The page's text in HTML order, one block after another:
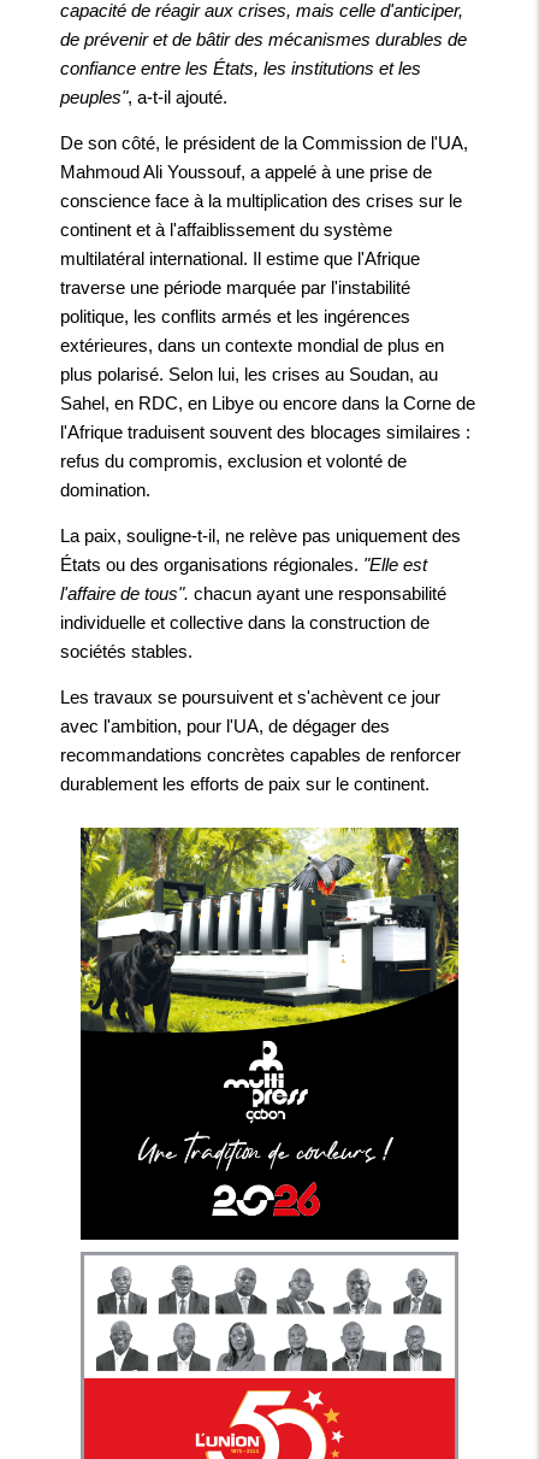
capacité de réagir aux crises, mais celle d'anticiper,
de prévenir et de bâtir des mécanismes durables de
confiance entre les États, les institutions et les
peuples", a-t-il ajouté.
De son côté, le président de la Commission de l'UA,
Mahmoud Ali Youssouf, a appelé à une prise de
conscience face à la multiplication des crises sur le
continent et à l'affaiblissement du système
multilatéral international. Il estime que l'Afrique
traverse une période marquée par l'instabilité
politique, les conflits armés et les ingérences
extérieures, dans un contexte mondial de plus en
plus polarisé. Selon lui, les crises au Soudan, au
Sahel, en RDC, en Libye ou encore dans la Corne de
l'Afrique traduisent souvent des blocages similaires :
refus du compromis, exclusion et volonté de
domination.
La paix, souligne-t-il, ne relève pas uniquement des
États ou des organisations régionales. "Elle est
l'affaire de tous". chacun ayant une responsabilité
individuelle et collective dans la construction de
sociétés stables.
Les travaux se poursuivent et s'achèvent ce jour
avec l'ambition, pour l'UA, de dégager des
recommandations concrètes capables de renforcer
durablement les efforts de paix sur le continent.